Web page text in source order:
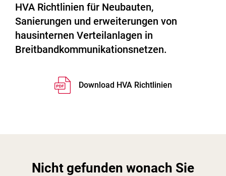
HVA Richtlinien für Neubauten,
Sanierungen und erweiterungen von
hausinternen Verteilanlagen in
Breitbandkommunikationsnetzen.
Download HVA Richtlinien
Nicht gefunden wonach Sie